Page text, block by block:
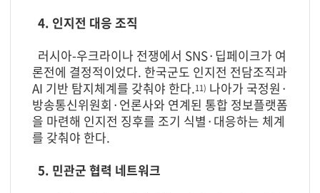
4. 인지전 대응 조직
러시아-우크라이나 전쟁에서 SNS·딥페이크가 여
론전에 결정적이었다. 한국군도 인지전 전담조직과
AI 기반 탐지체계를 갖춰야 한다.11) 나아가 국정원·
방송통신위원회·언론사와 연계된 통합 정보플랫폼
을 마련해 인지전 징후를 조기 식별·대응하는 체계
를 갖춰야 한다.
5. 민관군 협력 네트워크